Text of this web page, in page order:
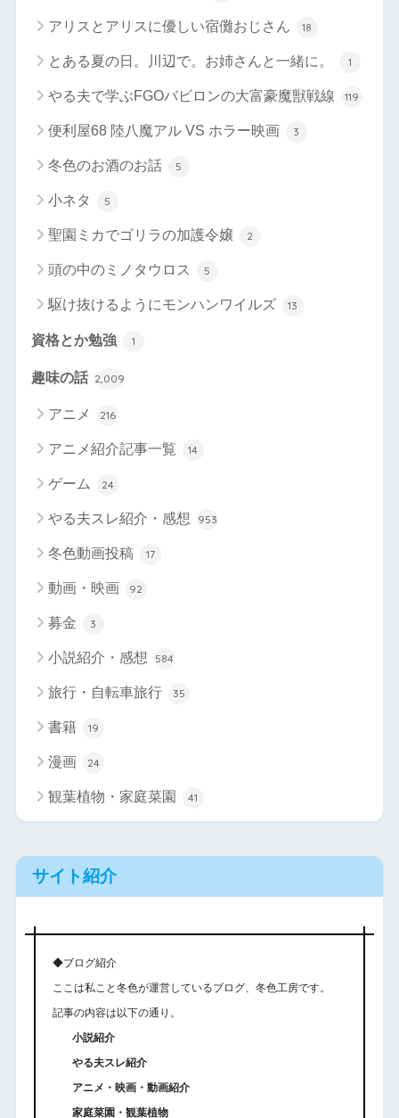
アリスとアリスに優しい宿儺おじさん 18
とある夏の日。川辺で。お姉さんと一緒に。 1
やる夫で学ぶFGOバビロンの大富豪魔獣戦線 119
便利屋68 陸八魔アル VS ホラー映画 3
冬色のお酒のお話 5
小ネタ 5
聖園ミカでゴリラの加護令嬢 2
頭の中のミノタウロス 5
駆け抜けるようにモンハンワイルズ 13
資格とか勉強 1
趣味の話 2,009
アニメ 216
アニメ紹介記事一覧 14
ゲーム 24
やる夫スレ紹介・感想 953
冬色動画投稿 17
動画・映画 92
募金 3
小説紹介・感想 584
旅行・自転車旅行 35
書籍 19
漫画 24
観葉植物・家庭菜園 41
サイト紹介
◆ブログ紹介
ここは私こと冬色が運営しているブログ、冬色工房です。
記事の内容は以下の通り。
小説紹介
やる夫スレ紹介
アニメ・映画・動画紹介
家庭菜園・観葉植物